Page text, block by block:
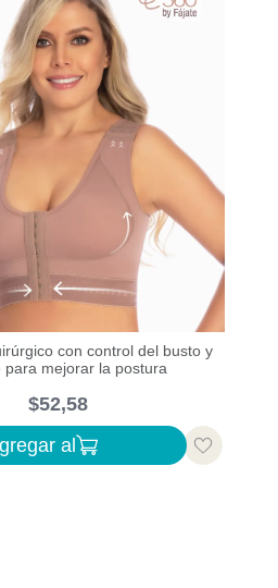
con control del busto y
para mejorar la postura
$52,58
al